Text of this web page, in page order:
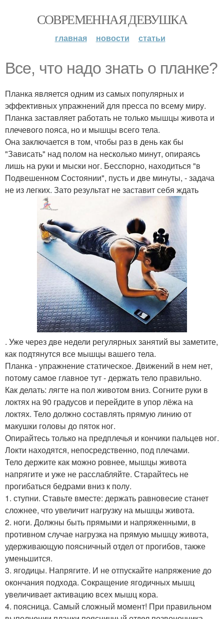
СОВРЕМЕННАЯ ДЕВУШКА
главная новости статьи
Все, что надо знать о планке?
Планка является одним из самых популярных и
эффективных упражнений для пресса по всему миру.
Планка заставляет работать не только мышцы живота и
плечевого пояса, но и мышцы всего тела.
Она заключается в том, чтобы раз в день как бы
"Зависать" над полом на несколько минут, опираясь
лишь на руки и мыски ног. Бесспорно, находиться "в
Подвешенном Состоянии", пусть и две минуты, - задача
не из легких. Зато результат не заставит себя ждать
. Уже через две недели регулярных занятий вы заметите,
как подтянутся все мышцы вашего тела.
Планка - упражнение статическое. Движений в нем нет,
потому самое главное тут - держать тело правильно.
Как делать: лягте на пол животом вниз. Согните руки в
локтях на 90 градусов и перейдите в упор лёжа на
локтях. Тело должно составлять прямую линию от
макушки головы до пяток ног.
Опирайтесь только на предплечья и кончики пальцев ног.
Локти находятся, непосредственно, под плечами.
Тело держите как можно ровнее, мышцы живота
напрягите и уже не расслабляйте. Старайтесь не
прогибаться бедрами вниз к полу.
1. ступни. Ставьте вместе: держать равновесие станет
сложнее, что увеличит нагрузку на мышцы живота.
2. ноги. Должны быть прямыми и напряженными, в
противном случае нагрузка на прямую мышцу живота,
удерживающую поясничный отдел от прогибов, также
уменьшится.
3. ягодицы. Напрягите. И не отпускайте напряжение до
окончания подхода. Сокращение ягодичных мышц
увеличивает активацию всех мышц кора.
4. поясница. Самый сложный момент! При правильном